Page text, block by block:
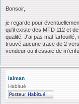
s
g
e
Bonsoir,
je regarde pour
qu'il existe des MTD 112 et
qualité. J'ai pas mal
trouvé aucune trace de 2
vendeur ou il essaie de
lalman
Habitué